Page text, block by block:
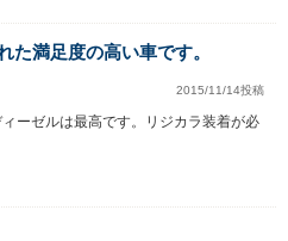
た満足度の高い車です。
2015/11/14投稿
ーゼルは最高です。リジカラ装着が必